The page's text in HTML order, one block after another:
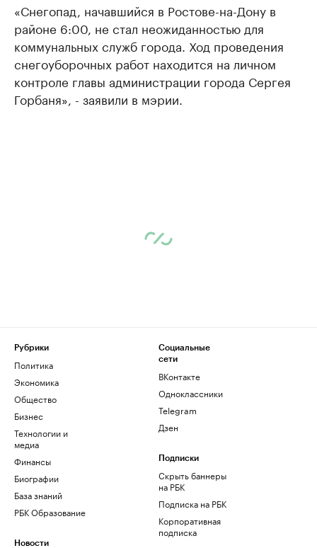
«Снегопад, начавшийся в Ростове-на-Дону в
районе 6:00, не стал неожиданностью для
коммунальных служб города. Ход проведения
снегоуборочных работ находится на личном
контроле главы администрации города Сергея
Горбаня», - заявили в мэрии.
Рубрики
Политика
Экономика
Общество
Бизнес
Технологии и
медиа
Финансы
Биографии
База знаний
РБК Образование
Новости
Социальные
сети
ВКонтакте
Одноклассники
Telegram
Дзен
Подписки
Скрыть баннеры
на РБК
Подписка на РБК
Корпоративная
подписка